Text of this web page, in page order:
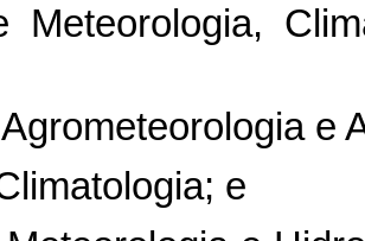
Meteorologia,
e
e